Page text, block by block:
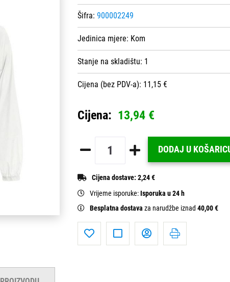
Šifra: 900002249
Jedinica mjere: Kom
Stanje na skladištu: 1
Cijena (bez PDV-a): 11,15 €
Cijena: 13,94 €
DODAJ U
Cijena dostave: 2,24 €
Vrijeme isporuke:Isporuka u 24 h
Besplatna dostava za narudžbe iznad 40,00 €